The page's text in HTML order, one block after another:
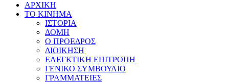
ΑΡΧΙΚΗ
ΤΟ ΚΙΝΗΜΑ
ΙΣΤΟΡΙΑ
ΔΟΜΗ
Ο ΠΡΟΕΔΡΟΣ
ΔΙΟΙΚΗΣΗ
ΕΛΕΓΚΤΙΚΗ ΕΠΙΤΡΟΠΗ
ΓΕΝΙΚΟ ΣΥΜΒΟΥΛΙΟ
ΓΡΑΜΜΑΤΕΙΕΣ